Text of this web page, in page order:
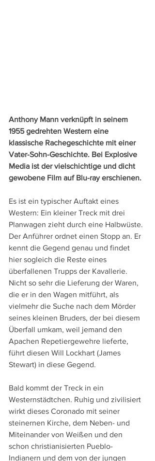
Anthony Mann verknüpft in seinem
1955 gedrehten Western eine
klassische Rachegeschichte mit einer
Vater-Sohn-Geschichte. Bei Explosive
Media ist der vielschichtige und dicht
gewobene Film auf Blu-ray erschienen.
Es ist ein typischer Auftakt eines
Western: Ein kleiner Treck mit drei
Planwagen zieht durch eine Halbwüste.
Der Anführer ordnet einen Stopp an. Er
kennt die Gegend genau und findet
hier sogleich die Reste eines
überfallenen Trupps der Kavallerie.
Nicht so sehr die Lieferung der Waren,
die er in den Wagen mitführt, als
vielmehr die Suche nach dem Mörder
seines kleinen Bruders, der bei diesem
Überfall umkam, weil jemand den
Apachen Repetiergewehre lieferte,
führt diesen Will Lockhart (James
Stewart) in diese Gegend.
Bald kommt der Treck in ein
Westernstädtchen. Ruhig und zivilisiert
wirkt dieses Coronado mit seiner
steinernen Kirche, dem Neben- und
Miteinander von Weißen und den
schon christianisierten Pueblo-
Indianern und dem von der jungen